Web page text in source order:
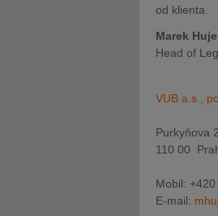
od klienta.
Marek
Head of
VUB a.s.,
Purkyňova
110 00
Mobil:
E-mail: